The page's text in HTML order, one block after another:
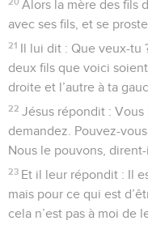
Alors la mère des fils
avec ses fils, et se
21 Il lui dit : Que veux-tu
deux fils que voici
droite et l’autre à ta
22 Jésus répondit :
demandez. Pouvez-
Nous le pouvons, dirent-
23 Et il leur répondit : Il
mais pour ce qui est
cela n’est pas à moi de